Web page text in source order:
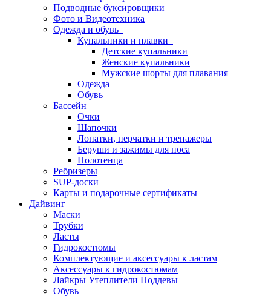
Подводные буксировщики
Фото и Видеотехника
Одежда и обувь
Купальники и плавки
Детские купальники
Женские купальники
Мужские шорты для плавания
Одежда
Обувь
Бассейн
Очки
Шапочки
Лопатки, перчатки и тренажеры
Беруши и зажимы для носа
Полотенца
Ребризеры
SUP-доски
Карты и подарочные сертификаты
Дайвинг
Маски
Трубки
Ласты
Гидрокостюмы
Комплектующие и аксессуары к ластам
Аксессуары к гидрокостюмам
Лайкры Утеплители Поддевы
Обувь